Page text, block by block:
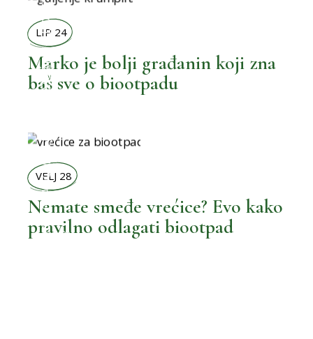
BOLJI ŽIVOT
MOŽEMO BOLJE
LIP 24
Marko je bolji građanin koji zna
baš sve o biootpadu
BOLJI ŽIVOT
GRADOVI
VELJ 28
Nemate smeđe vrećice? Evo kako
pravilno odlagati biootpad